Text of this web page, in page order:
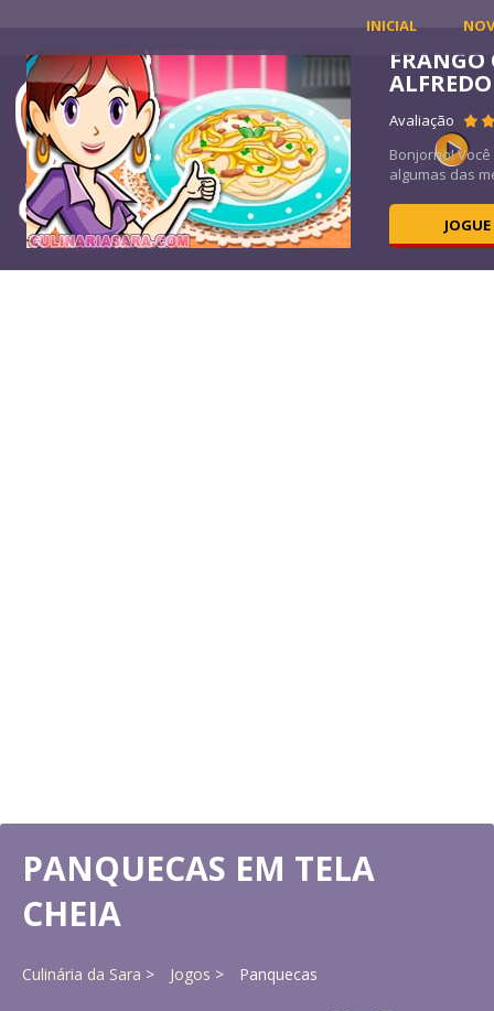
INICIAL
FRANGO
ALFREDO
Avaliação
Bonjorno!
algumas das
PANQUECAS EM TELA
CHEIA
Culinária da Sara Jogos Panquecas